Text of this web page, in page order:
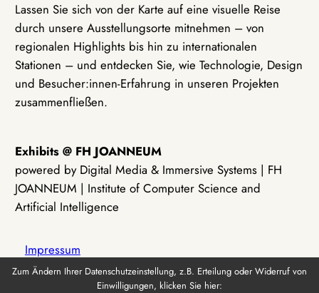
Lassen Sie sich von der Karte auf eine visuelle Reise
durch unsere Ausstellungsorte mitnehmen – von
regionalen Highlights bis hin zu internationalen
Stationen – und entdecken Sie, wie Technologie, Design
und Besucher:innen-Erfahrung in unseren Projekten
zusammenfließen.
Exhibits @ FH JOANNEUM
powered by Digital Media & Immersive Systems | FH
JOANNEUM | Institute of Computer Science and
Artificial Intelligence
Impressum
Zum Ändern Ihrer Datenschutzeinstellung, z.B. Erteilung oder Widerruf von
Einwilligungen, klicken Sie hier: